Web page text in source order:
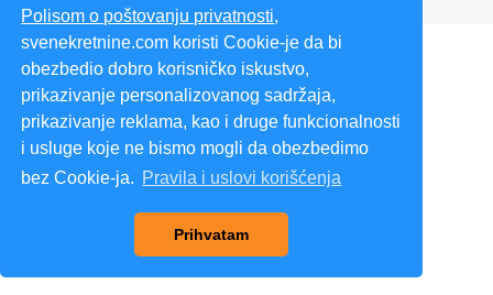
Polisom o poštovanju privatnosti,
svenekretnine.com koristi Cookie-je da bi
obezbedio dobro korisničko iskustvo,
prikazivanje personalizovanog sadržaja,
prikazivanje reklama, kao i druge funkcionalnosti
i usluge koje ne bismo mogli da obezbedimo
bez Cookie-ja. Pravila i uslovi korišćenja
Prihvatam
Sve Nekretnine
www.svenekretnine.com